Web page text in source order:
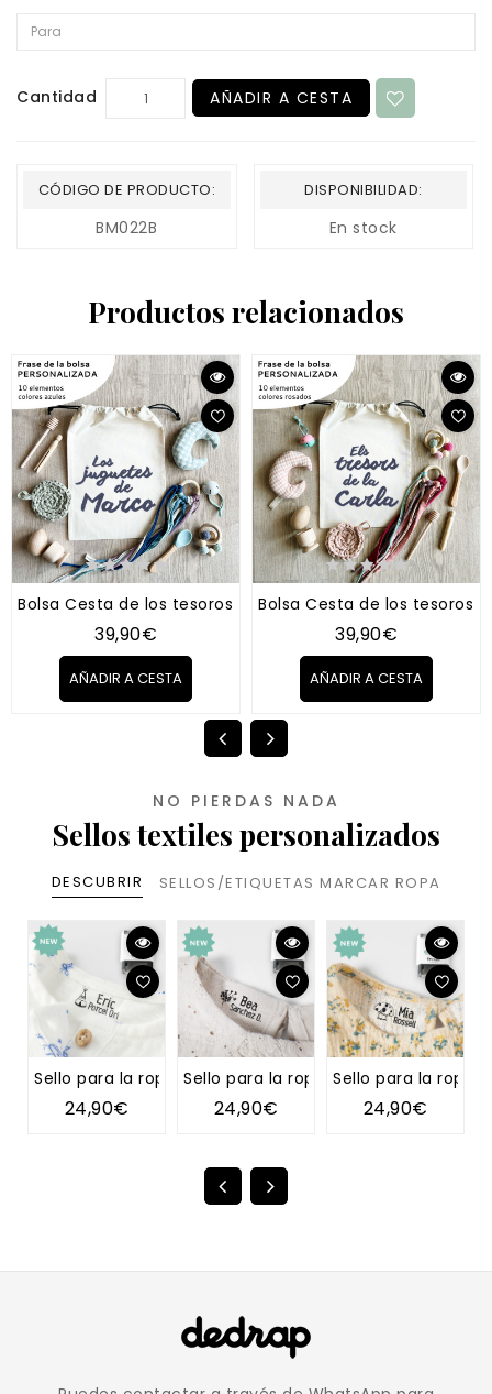
Cantidad AÑADIR A CESTA
CÓDIGO DE PRODUCTO:
BM022B
DISPONIBILIDAD:
En stock
Productos relacionados
Bolsa Cesta de los tesoros "Tipo Montessori" AZUL
39,90€
AÑADIR A CESTA
Bolsa Cesta de los tesoros
39,90€
AÑADIR A CESTA
NO PIERDAS NADA
Sellos textiles personalizados
DESCUBRIR SELLOS/ETIQUETAS MARCAR ROPA
Sello para la ropa TIPI
24,90€
Sello para la ropa DIENTE DE LEÓN
24,90€
Sello para la ropa
24,90€